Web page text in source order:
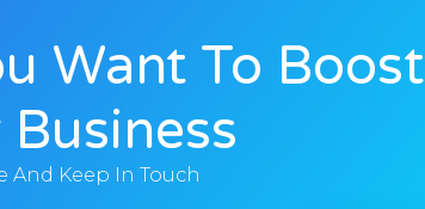
Want To Boost
And Keep In Touch